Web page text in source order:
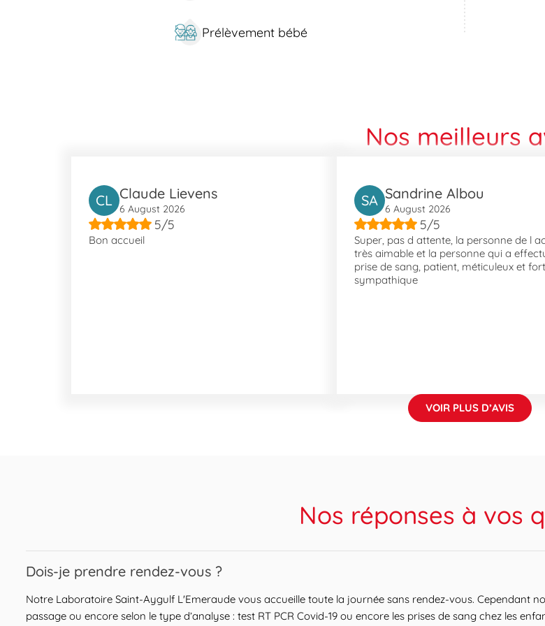
Prélèvement bébé
Nos meilleurs
CL Claude Lievens
6 August 2026
5/5
Bon accueil
SA Sandrine Albou
6 August 2026
5/5
Super, pas d attente, la personne de l
très aimable et la personne qui a
prise de sang, patient, méticuleux et fort
sympathique
VOIR PLUS D’AVIS
Nos réponses à vos
Dois-je prendre rendez-vous ?
Expand or collapse answer
Notre Laboratoire Saint-Aygulf L'Emeraude vous accueille toute la journée sans rendez-vous. Cependant
passage ou encore selon le type d’analyse : test RT PCR Covid-19 ou encore les prises de sang chez les